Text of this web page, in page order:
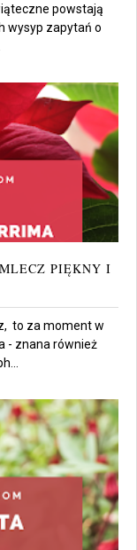
powstają
wysyp zapytań o
PIĘKNY I
to za moment w
- znana również